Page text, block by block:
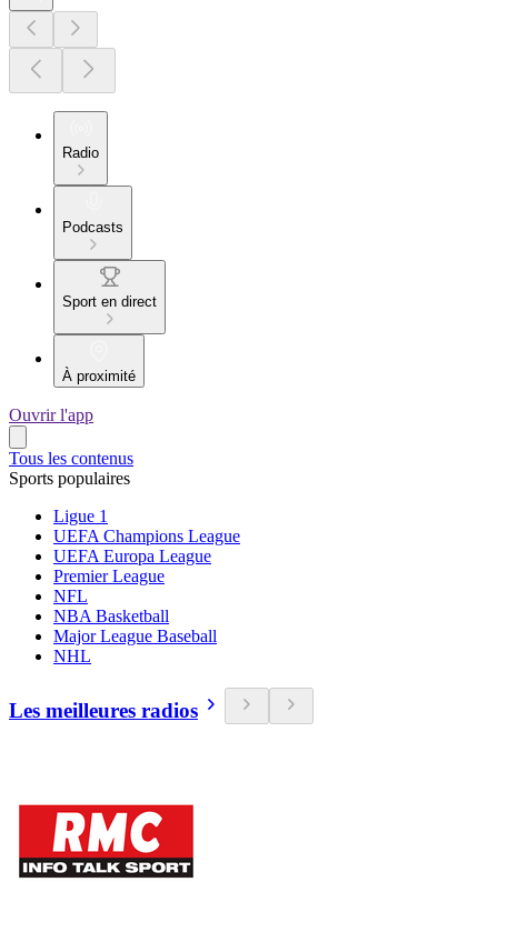
Radio
Podcasts
Sport en direct
À proximité
Ouvrir l'app
Tous les contenus
Sports populaires
Ligue 1
UEFA Champions League
UEFA Europa League
Premier League
NFL
NBA Basketball
Major League Baseball
NHL
Les meilleures radios